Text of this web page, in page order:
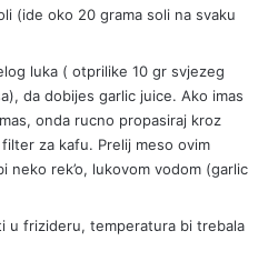
(ide oko 20 grama soli na svaku
luka ( otprilike 10 gr svjezeg
da dobijes garlic juice. Ako imas
onda rucno propasiraj kroz
za kafu. Prelij meso ovim
neko rek’o, lukovom vodom (garlic
u frizideru, temperatura bi trebala